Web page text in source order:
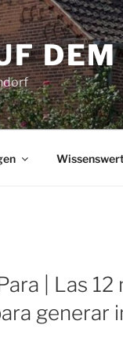
| Las 12
generar